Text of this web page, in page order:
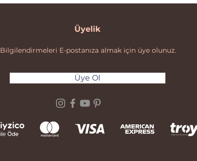
Üyelik
Bilgilendirmeleri E-postanıza almak için üye olunuz.
Üye Ol